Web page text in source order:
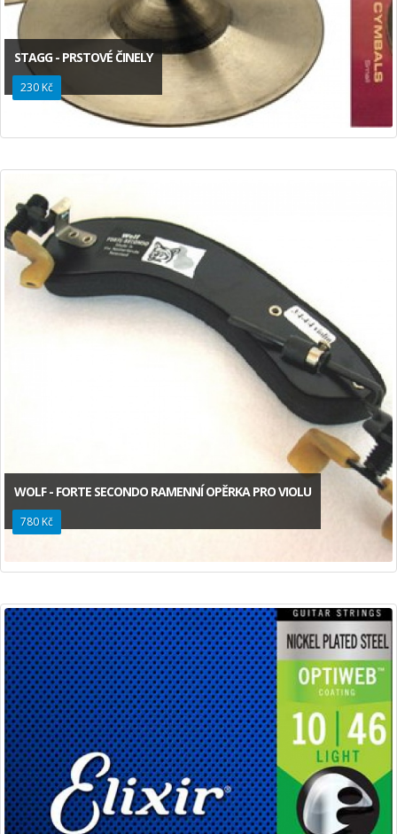
STAGG - PRSTOVÉ ČINELY
230 Kč
WOLF - FORTE SECONDO RAMENNÍ OPĚRKA PRO VIOLU
780 Kč